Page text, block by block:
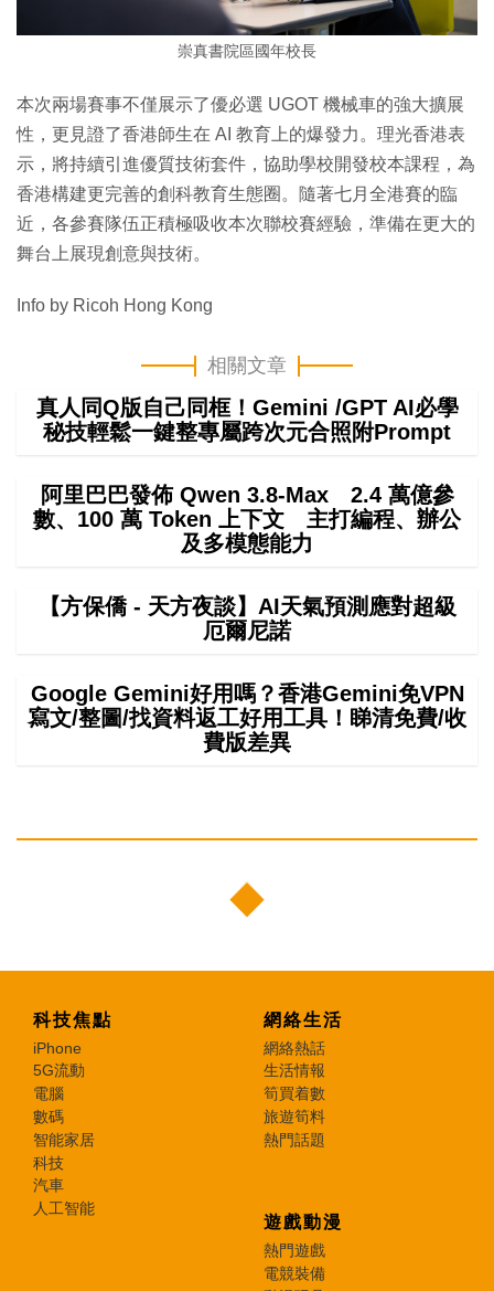
崇真書院區國年校長
本次兩場賽事不僅展示了優必選 UGOT 機械車的強大擴展
性，更見證了香港師生在 AI 教育上的爆發力。理光香港表
示，將持續引進優質技術套件，協助學校開發校本課程，為
香港構建更完善的創科教育生態圈。隨著七月全港賽的臨
近，各參賽隊伍正積極吸收本次聯校賽經驗，準備在更大的
舞台上展現創意與技術。
Info by Ricoh Hong Kong
相關文章
真人同Q版自己同框！Gemini /GPT AI必學
秘技輕鬆一鍵整專屬跨次元合照附Prompt
阿里巴巴發佈 Qwen 3.8-Max 2.4 萬億參
數、100 萬 Token 上下文 主打編程、辦公
及多模態能力
【方保僑 - 天方夜談】AI天氣預測應對超級
厄爾尼諾
Google Gemini好用嗎？香港Gemini免VPN
寫文/整圖/找資料返工好用工具！睇清免費/收
費版差異
科技焦點
iPhone
5G流動
電腦
數碼
智能家居
科技
汽車
人工智能
網絡生活
網絡熱話
生活情報
筍買着數
旅遊筍料
熱門話題
遊戲動漫
熱門遊戲
電競裝備